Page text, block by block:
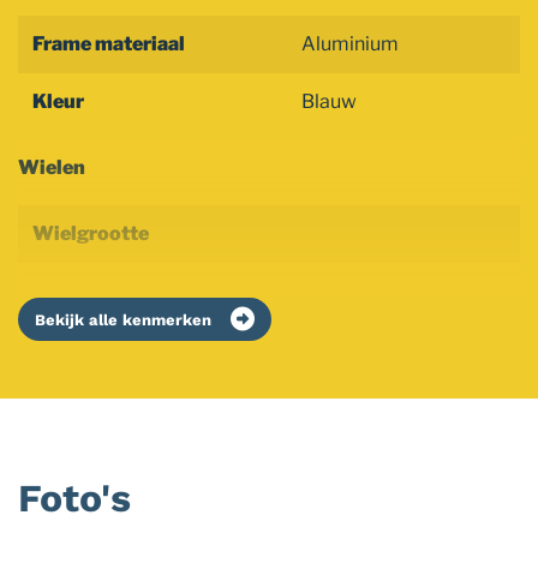
Frame materiaal Aluminium
Kleur Blauw
Wielen
Wielgrootte
Bekijk alle kenmerken
Foto's